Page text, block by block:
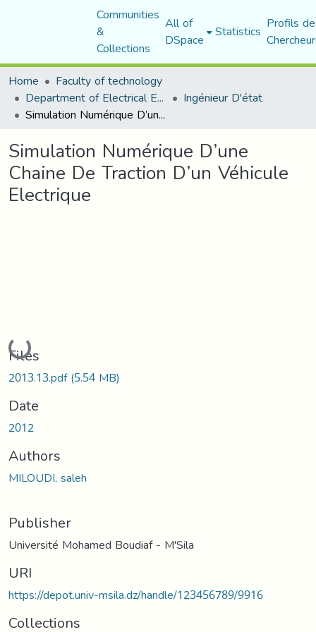
Communities
&
Collections
All of
DSpace Statistics Profils
Home
Faculty of technology
Department of Electrical Engineering Ingénieur D'état
Simulation Numérique D’une Chaine De Traction D’un Véhicule Electrique
Simulation Numérique D’une
Chaine De Traction D’un Véhicule
Electrique
Loading...
Files
2013.13.pdf(5.54 MB)
Date
2012
Authors
MILOUDI, saleh
Publisher
Université Mohamed Boudiaf - M'Sila
URI
https://depot.univ-msila.dz/handle/123456789/9916
Collections